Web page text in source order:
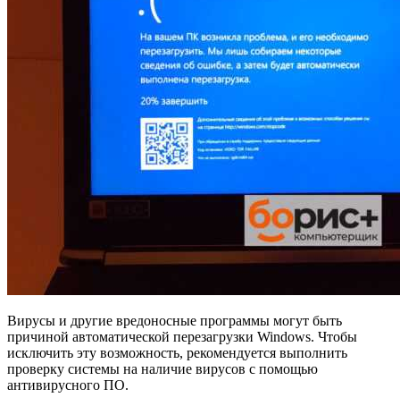
Вирусы и другие вредоносные программы могут быть
причиной автоматической перезагрузки Windows. Чтобы
исключить эту возможность, рекомендуется выполнить
проверку системы на наличие вирусов с помощью
антивирусного ПО.